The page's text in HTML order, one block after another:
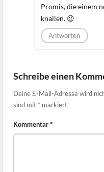
Promis, die einem
knallen. 😉
Antworten
Schreibe einen
Deine E-Mail-Adresse wird
sind mit * markiert
Kommentar*